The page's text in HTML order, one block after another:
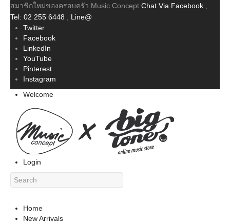
สมาชิกใหม่ของครอบครัว Music Concept Chat Via Facebook
Tel: 02 255 6448
Line@
Twitter
Facebook
LinkedIn
YouTube
Pinterest
Instagram
Welcome
Login
Home
New Arrivals